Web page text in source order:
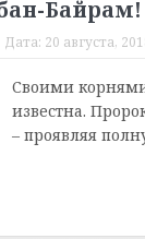
Байрам!
Дата: 20 августа,
Своими корнями
известна.
– проявляя